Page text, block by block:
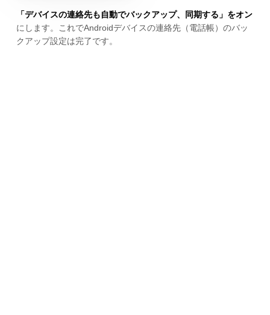
「デバイスの連絡先も自動でバックアップ、同期する」をオン
にします。これでAndroidデバイスの連絡先（電話帳）のバッ
クアップ設定は完了です。